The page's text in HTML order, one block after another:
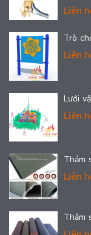
Liên
Trò
Liên
Lưới
Liên
Thảm
Liên
Thảm